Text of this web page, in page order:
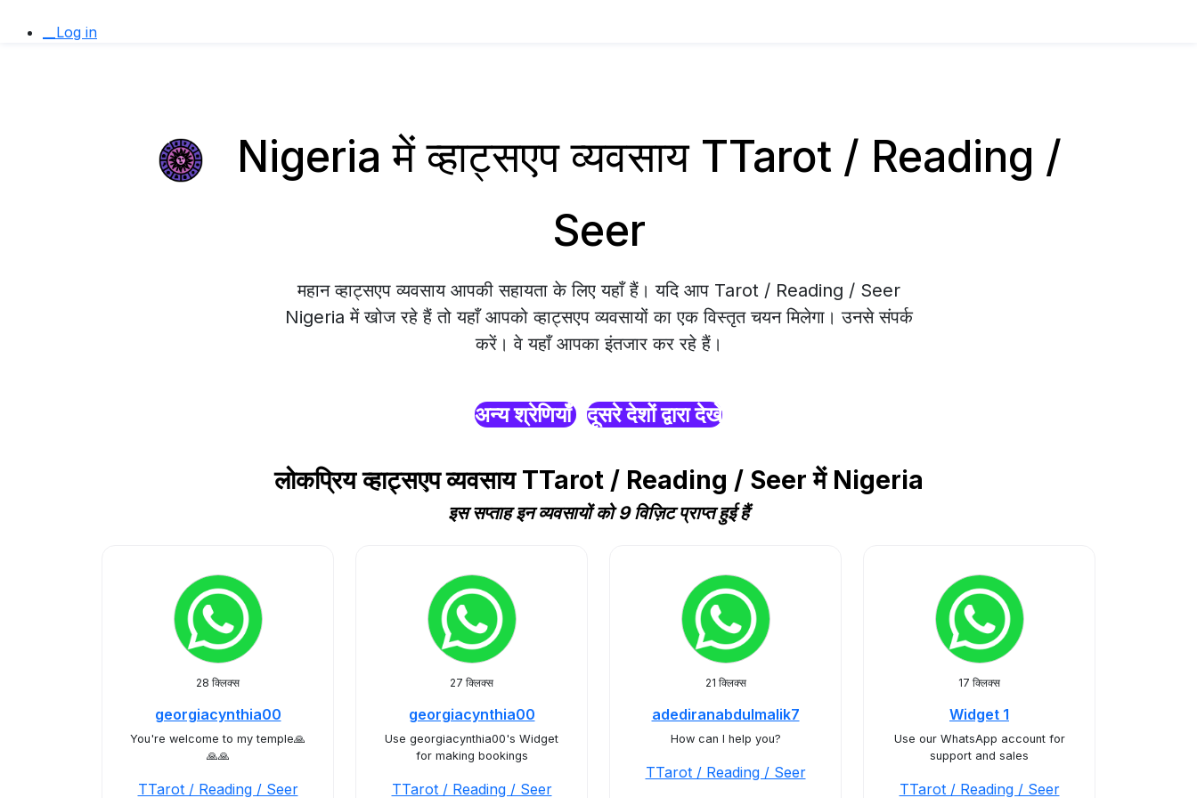
__Log in
Nigeria में व्हाट्सएप व्यवसाय TTarot / Reading /
Seer
महान व्हाट्सएप व्यवसाय आपकी सहायता के लिए यहाँ हैं। यदि आप Tarot / Reading / Seer
Nigeria में खोज रहे हैं तो यहाँ आपको व्हाट्सएप व्यवसायों का एक विस्तृत चयन मिलेगा। उनसे संपर्क
करें। वे यहाँ आपका इंतजार कर रहे हैं।
अन्य श्रेणियाँ दूसरे देशों द्वारा देखें
लोकप्रिय व्हाट्सएप व्यवसाय TTarot / Reading / Seer में Nigeria
इस सप्ताह इन व्यवसायों को 9 विज़िट प्राप्त हुई हैं
28 क्लिक्स
georgiacynthia00
You're welcome to my temple🙏
🙏🙏
TTarot / Reading / Seer
27 क्लिक्स
georgiacynthia00
Use georgiacynthia00's Widget
for making bookings
TTarot / Reading / Seer
21 क्लिक्स
adediranabdulmalik7
How can I help you?
TTarot / Reading / Seer
17 क्लिक्स
Widget 1
Use our WhatsApp account for
support and sales
TTarot / Reading / Seer